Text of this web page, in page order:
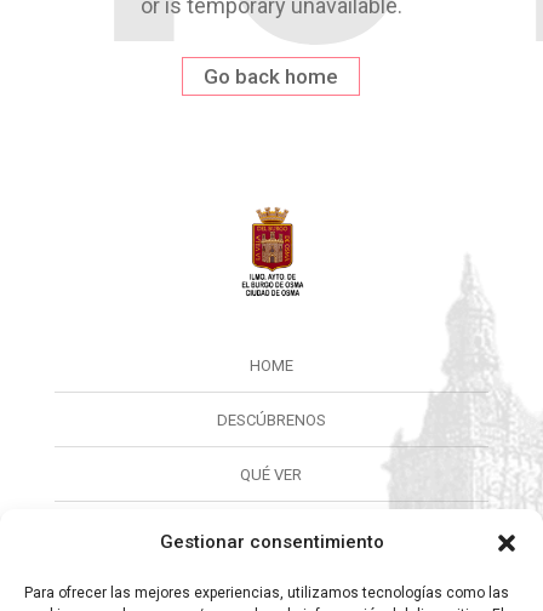
Gestionar consentimiento
Para ofrecer las mejores experiencias, utilizamos tecnologías como las
or is temporary unavailable.
Go back home
HOME
DESCÚBRENOS
QUÉ VER
CALENDARIO